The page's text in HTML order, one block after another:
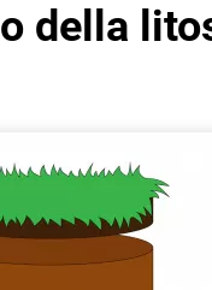
della